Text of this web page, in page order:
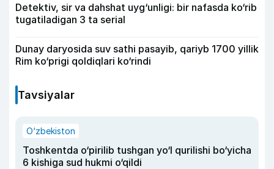
Detektiv, sir va dahshat uyg‘unligi: bir nafasda ko‘rib
tugatiladigan 3 ta serial
Dunay daryosida suv sathi pasayib, qariyb 1700 yillik
Rim ko‘prigi qoldiqlari ko‘rindi
Tavsiyalar
O‘zbekiston
Toshkentda o‘pirilib tushgan yo‘l qurilishi bo‘yicha
6 kishiga sud hukmi o‘qildi